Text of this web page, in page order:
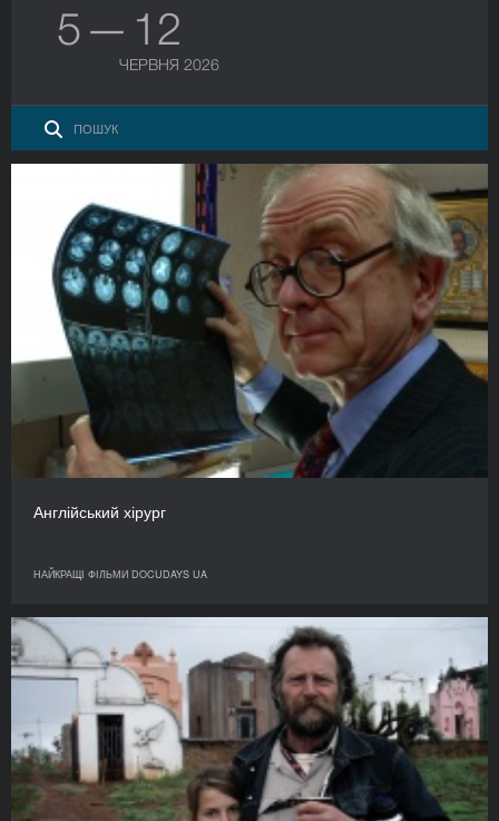
5 — 12
ЧЕРВНЯ 2026
Англійський хірург
НАЙКРАЩІ ФІЛЬМИ DOCUDAYS UA